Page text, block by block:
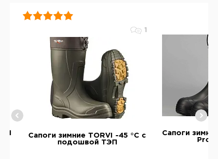
1
Сапоги зимние TORVI -45 °C с
подошвой ТЭП
Сапоги
Pro